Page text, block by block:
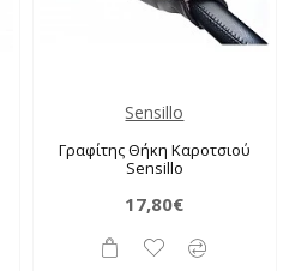
Sensillo
Γραφίτης Θήκη Καροτσιού
Sensillo
17,80€